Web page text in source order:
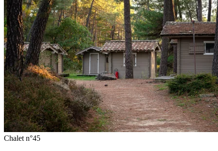
Chalet n°45